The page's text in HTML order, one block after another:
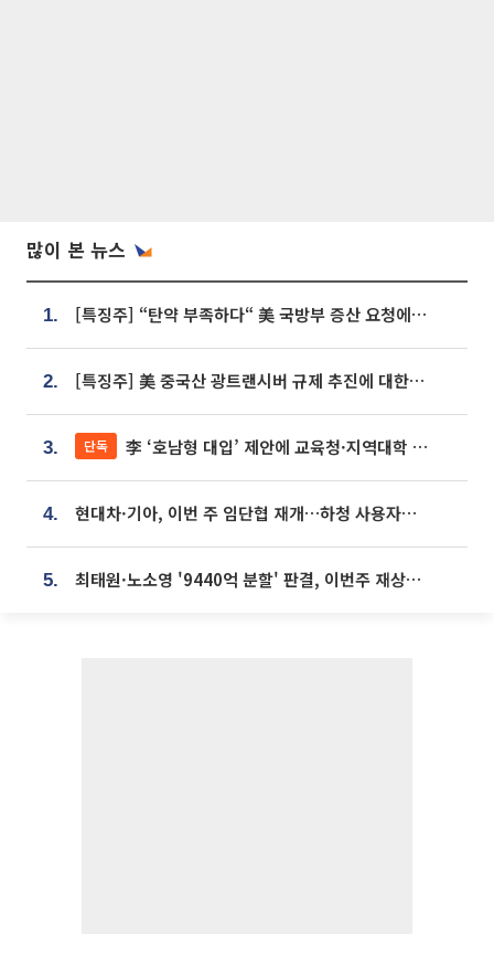
많이 본 뉴스
1. [특징주] “탄약 부족하다“ 美 국방부 증산 요청에⋯국내 방산주 급등세
2. [특징주] 美 중국산 광트랜시버 규제 추진에 대한광통신 등 광통신株 강세
3. 단독 李 ‘호남형 대입’ 제안에 교육청·지역대학 서·논술형 입시 연계 '착수'
4. 현대차·기아, 이번 주 임단협 재개…하청 사용자성 재심도 ‘변수’
5. 최태원·노소영 '9440억 분할' 판결, 이번주 재상고 여부 주목